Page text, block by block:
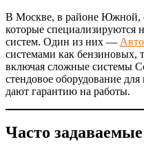
В Москве, в районе Южной,
которые специализируются
систем. Один из них —
системами как бензиновых,
включая сложные системы
стендовое оборудование
дают гарантию на работы.
Часто